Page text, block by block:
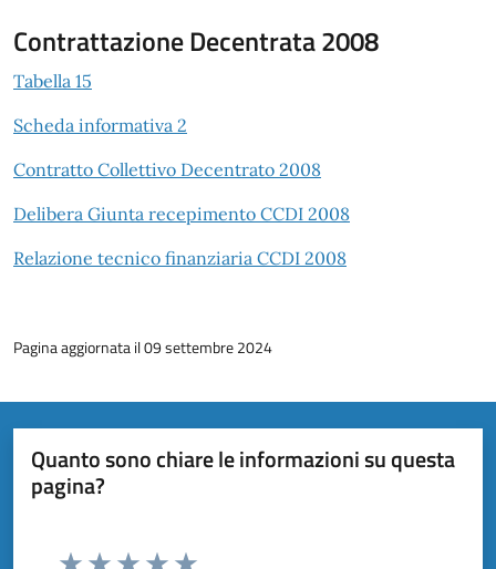
Contrattazione Decentrata 2008
Tabella 15
Scheda informativa 2
Contratto Collettivo Decentrato 2008
Delibera Giunta recepimento CCDI 2008
Relazione tecnico finanziaria CCDI 2008
Pagina aggiornata il 09 settembre 2024
Quanto sono chiare le informazioni su questa
pagina?
Valuta da 1 a 5 stelle la pagina